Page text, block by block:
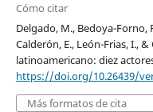
Cómo citar
Delgado, M., Bedoya-Forno,
Calderón, E., León-Frias, I.,
latinoamericano: diez
https://doi.org/10.26439/
Más formatos de cita